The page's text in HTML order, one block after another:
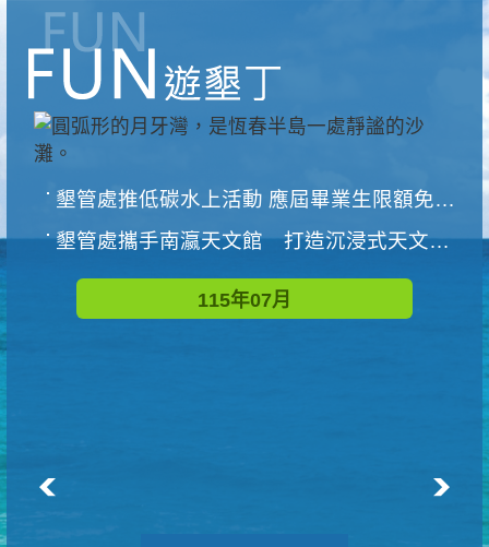
墾管處推低碳水上活動 應屆畢業生限額免費參加
墾管處攜手南瀛天文館 打造沉浸式天文探索營隊
115年07月